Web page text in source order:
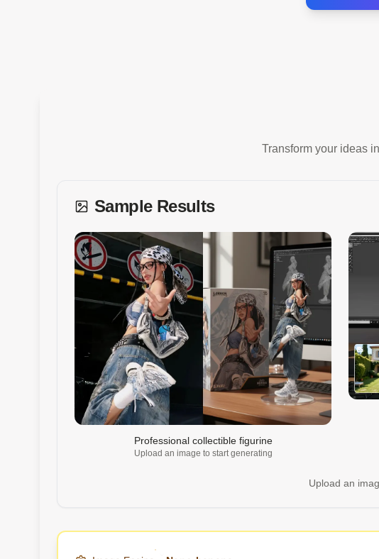
Transform your ideas
Sample Results
Professional collectible figurine
Upload an image to start generating
Upload an